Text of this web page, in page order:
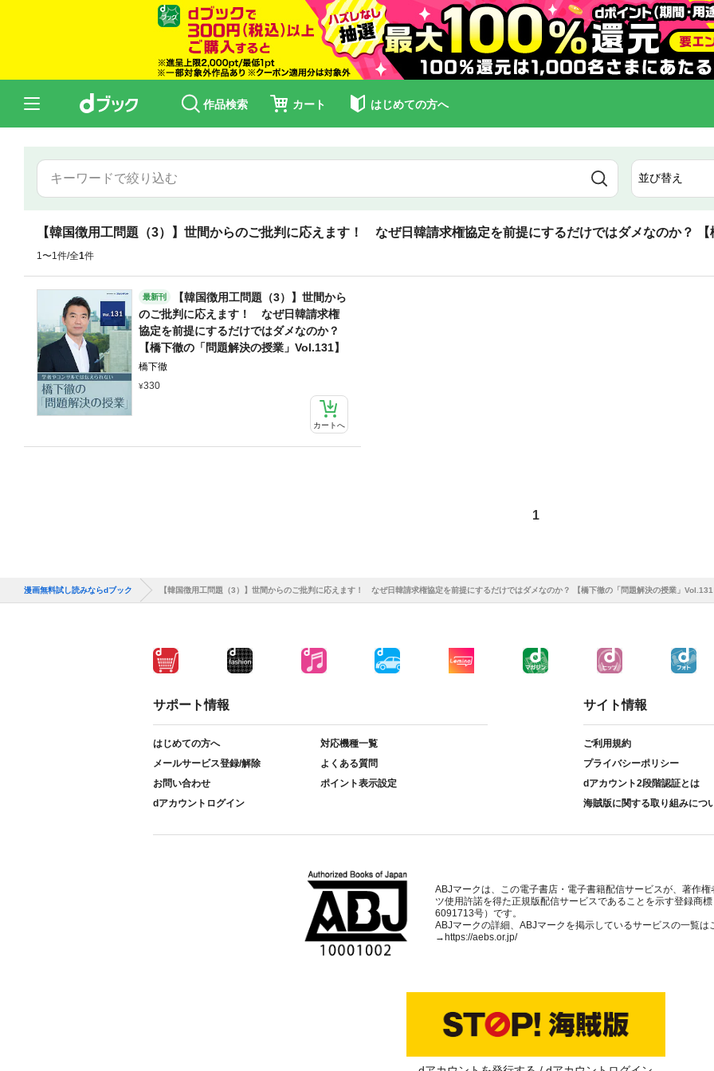
作品検索 カート はじめての方へ
【韓国徴用工問題（3）】世間からのご批判に応えます！ なぜ日韓請求権協定を前提にするだけではダメなのか？
1〜1件/全1件
最新刊
【韓国徴用工問題（3）】世間から
のご批判に応えます！ なぜ日韓請求権
協定を前提にするだけではダメなのか？
【橋下徹の「問題解決の授業」Vol.131】
橋下徹
330
カートへ
1
漫画無料試し読みならdブック 【韓国徴用工問題（3）】世間からのご批判に応えます！ なぜ日韓請求権協定を前提にするだけではダメなのか？ 【橋下徹の「問題解決の授業」
サポート情報
はじめての方へ
対応機種一覧
メールサービス登録/解除
よくある質問
お問い合わせ
ポイント表示設定
dアカウントログイン
サイト情報
ご利用規約
プライバシーポリシー
dアカウント2段階認証とは
海賊版に関する取り組みにつ
ABJマークは、この電子書店・電子書籍配信サービスが、著作権
ツ使用許諾を得た正規版配信サービスであることを示す登録商
6091713号）です。
ABJマークの詳細、ABJマークを掲示しているサービスの一覧は
→ https://aebs.or.jp/